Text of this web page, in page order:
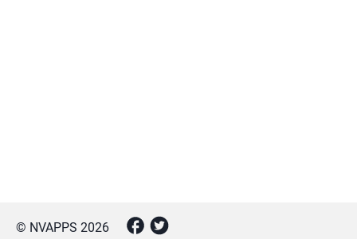
© NVAPPS 2026